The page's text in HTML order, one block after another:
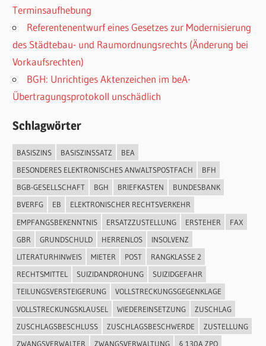
Terminsaufhebung
Referentenentwurf eines Gesetzes zur Modernisierung
des Städtebau- und Raumordnungsrechts (Änderung bei
Vorkaufsrechten)
BGH: Unrichtiges Aktenzeichen im beA-
Übertragungsprotokoll unschädlich
Schlagwörter
BASISZINS BASISZINSSATZ
BEA
BESONDERES ELEKTRONISCHES ANWALTSPOSTFACH
BFH
BGB-GESELLSCHAFT
BGH BRIEFKASTEN
BUNDESBANK
BVERFG
EB
ELEKTRONISCHER RECHTSVERKEHR
EMPFANGSBEKENNTNIS
ERSATZZUSTELLUNG ERSTEHER
FAX
GBR
GRUNDSCHULD HERRENLOS
INSOLVENZ
LITERATURHINWEIS
MIETER POST
RANGKLASSE 2
RECHTSMITTEL
SUIZIDANDROHUNG
SUIZIDGEFAHR
TEILUNGSVERSTEIGERUNG
VOLLSTRECKUNGSGEGENKLAGE
VOLLSTRECKUNGSKLAUSEL
WIEDEREINSETZUNG
ZUSCHLAG
ZUSCHLAGSBESCHLUSS
ZUSCHLAGSBESCHWERDE
ZUSTELLUNG
ZWANGSVERWALTER
ZWANGSVERWALTUNG
§ 130A ZPO